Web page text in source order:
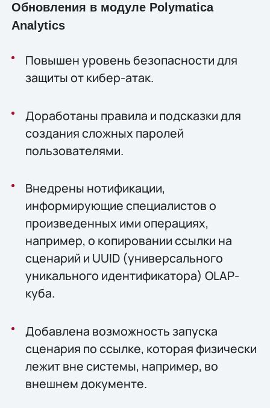
Обновления в модуле Polymatica
Analytics
Повышен уровень безопасности для
защиты от кибер-атак.
Доработаны правила и подсказки для
создания сложных паролей
пользователями.
Внедрены нотификации,
информирующие специалистов о
произведенных ими операциях,
например, о копировании ссылки на
сценарий и UUID (универсального
уникального идентификатора) OLAP-
куба.
Добавлена возможность запуска
сценария по ссылке, которая физически
лежит вне системы, например, во
внешнем документе.